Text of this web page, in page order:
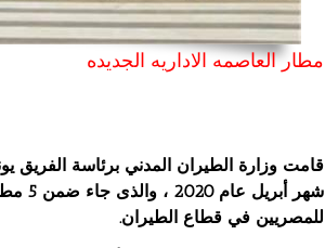
مطار العاصمه الاداريه الجديده
قامت وزارة الطيران المدني برئاسة الفريق
شهر
للمصريين في قطاع الطيران.